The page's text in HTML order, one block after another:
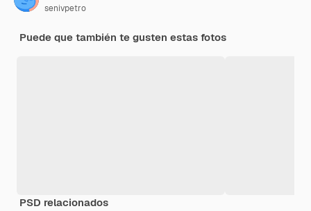
senivpetro
Puede que también te gusten estas fotos
PSD relacionados